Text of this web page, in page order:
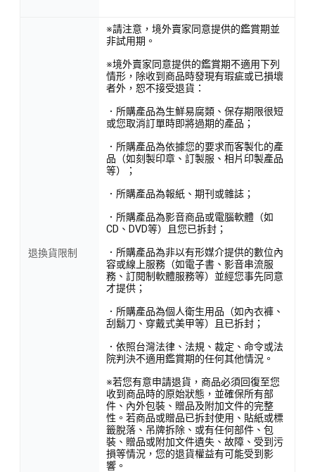
退換貨限制
※請注意，境外賣家同意提供的鑑賞期並
非試用期。
※境外賣家同意提供的鑑賞期不適用下列
情形，除收到商品時發現有瑕疵或已損壞
者外，恕不接受退貨：
．所購產品為生鮮易腐類、保存期限很短
或您取消訂單時即將過期的產品；
．所購產品為依據您的要求而客製化的產
品（如刻製印章、訂製服、相片印製產品
等）；
．所購產品為報紙、期刊或雜誌；
．所購產品為影音商品或電腦軟體（如
CD、DVD等）且您已拆封；
．所購產品為非以有形媒介提供的數位內
容或線上服務（如電子書、影音串流服
務、訂閱制軟體服務等）並經您事先同意
才提供；
．所購產品為個人衛生用品（如內衣褲、
刮鬍刀、穿戴式美甲等）且已拆封；
．依照台灣法律、法規、裁定、命令或法
院判決不適用鑑賞期的任何其他情況。
※若您有意申請退貨，商品必須回復至您
收到商品時的原始狀態，並確保所有部
件、內外包裝、贈品及附加文件的完整
性。若商品或贈品已拆封使用、貼紙或標
籤脫落、吊牌拆除、或有任何部件、包
裝、贈品或附加文件遺失、故障、受到污
損等情況，您的退貨權益有可能受到影
響。